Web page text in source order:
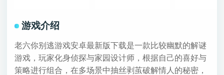
游戏介绍
老六你别逃游戏安卓最新版下载是一款比较幽默的解谜
游戏，玩家化身侦探与家园设计师，根据自己的喜好与
策略进行组合，在多场景中抽丝剥茧破解情人的秘密，